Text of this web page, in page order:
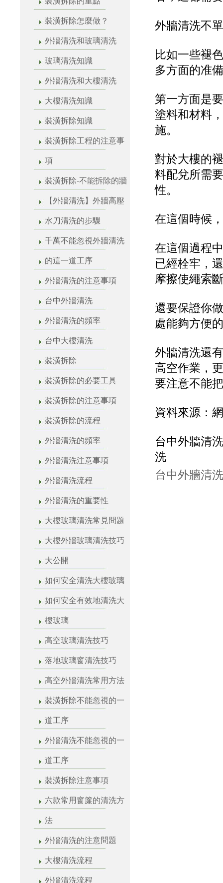
裝潢拆除怎麼做？
外牆清洗和玻璃清洗
玻璃清洗知識
外牆清洗和大樓清洗
大樓清洗知識
裝潢拆除知識
裝潢拆除工程的注意事
項
裝潢拆除-不能拆除的牆
【外牆清洗】外牆高壓
水刀清洗的步驟
千萬不能忽視外牆清洗
的這一道工序
外牆清洗的注意事項
台中外牆清洗
外牆清洗的頻率
台中大樓清洗
裝潢拆除
裝潢拆除的必要工具
裝潢拆除的注意事項
裝潢拆除的流程
外牆清洗的頻率
外牆清洗注意事項
外牆清洗流程
外牆清洗的重要性
大樓玻璃清洗常見問題
大樓外牆玻璃清洗技巧
大公開
如何安全清洗大樓玻璃
如何安全有效地清洗大
樓玻璃
高空玻璃清洗技巧
落地玻璃窗清洗技巧
高空外牆清洗常用方法
裝潢拆除不能忽視的一
道工序
外牆清洗不能忽視的一
道工序
裝潢拆除注意事項
六款常用窗簾的清洗方
法
外牆清洗的注意問題
大樓清洗流程
外牆清洗流程
外牆清洗不
比如一些褪
多方面的准
第一方面是
塗料和材料
施。
對於大樓的
料配兌所需
性。
在這個時候
在這個過程
已經栓牢，
摩擦使繩索
還要保證你
處能夠方便
外牆清洗還
高空作業，
要注意不能
資料來源：
台中外牆清
洗
台中外牆清